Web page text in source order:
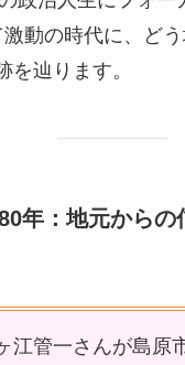
動の時代に、ど
辿ります。
年：地元からの
江管一さんが島原